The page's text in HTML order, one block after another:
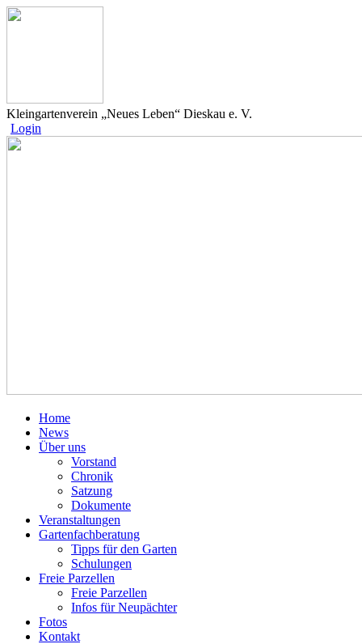
Kleingartenverein „Neues Leben“ Dieskau e. V.
Login
Home
News
Über uns
Vorstand
Chronik
Satzung
Dokumente
Veranstaltungen
Gartenfachberatung
Tipps für den Garten
Schulungen
Freie Parzellen
Freie Parzellen
Infos für Neupächter
Fotos
Kontakt